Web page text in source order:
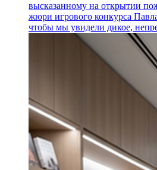
высказанному на открытии
жюри игрового конкурса
чтобы мы увидели дикое,